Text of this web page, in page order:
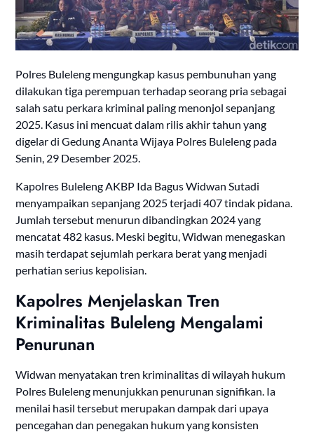
Polres Buleleng mengungkap kasus pembunuhan yang
dilakukan tiga perempuan terhadap seorang pria sebagai
salah satu perkara kriminal paling menonjol sepanjang
2025. Kasus ini mencuat dalam rilis akhir tahun yang
digelar di Gedung Ananta Wijaya Polres Buleleng pada
Senin, 29 Desember 2025.
Kapolres Buleleng AKBP Ida Bagus Widwan Sutadi
menyampaikan sepanjang 2025 terjadi 407 tindak pidana.
Jumlah tersebut menurun dibandingkan 2024 yang
mencatat 482 kasus. Meski begitu, Widwan menegaskan
masih terdapat sejumlah perkara berat yang menjadi
perhatian serius kepolisian.
Kapolres Menjelaskan Tren
Kriminalitas Buleleng Mengalami
Penurunan
Widwan menyatakan tren kriminalitas di wilayah hukum
Polres Buleleng menunjukkan penurunan signifikan. Ia
menilai hasil tersebut merupakan dampak dari upaya
pencegahan dan penegakan hukum yang konsisten